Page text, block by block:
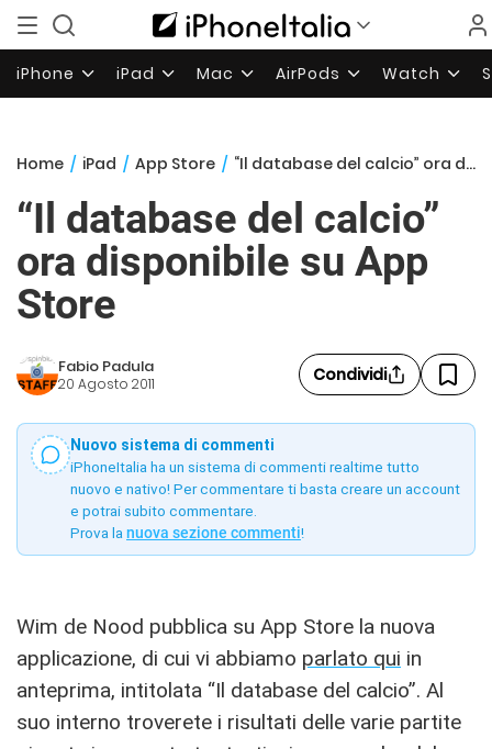
iPhone iPad Mac AirPods Watch
Home / iPad / App Store / “Il database del calcio” ora disponibile su App Store
“Il database del calcio”
ora disponibile su App
Store
Fabio Padula
20 Agosto 2011 Condividi
Nuovo sistema di commenti
iPhoneItalia ha un sistema di commenti realtime tutto
nuovo e nativo! Per commentare ti basta creare un account
e potrai subito commentare.
Prova la nuova sezione commenti!
Wim de Nood pubblica su App Store la nuova
applicazione, di cui vi abbiamo parlato qui in
anteprima, intitolata “Il database del calcio”. Al
suo interno troverete i risultati delle varie partite